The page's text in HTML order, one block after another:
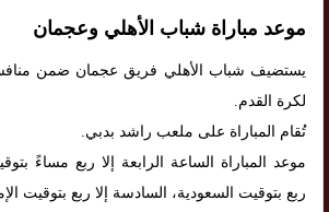
موعد مباراة شباب الأهلي وعجمان
يستضيف شباب الأهلي فريق عجمان ضمن
لكرة القدم.
تُقام المباراة على ملعب راشد بدبي.
موعد المباراة الساعة الرابعة إلا ربع مساءً
ربع بتوقيت السعودية، السادسة إلا ربع بتوقيت